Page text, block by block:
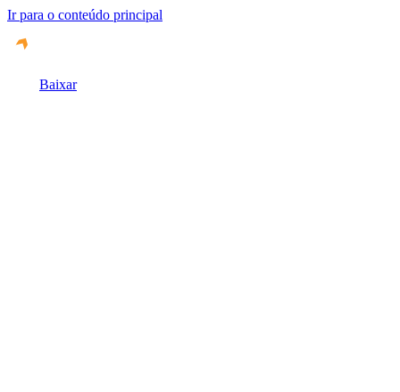
Ir para o conteúdo principal
Baixar